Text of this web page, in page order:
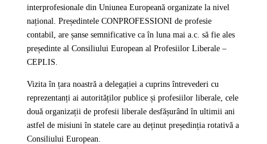
interprofesionale din Uniunea Europeană organizate la nivel
național. Președintele CONPROFESSIONI de profesie
contabil, are șanse semnificative ca în luna mai a.c. să fie ales
președinte al Consiliului European al Profesiilor Liberale –
CEPLIS.
Vizita în țara noastră a delegației a cuprins întrevederi cu
reprezentanți ai autorităților publice și profesiilor liberale, cele
două organizații de profesii liberale desfășurând în ultimii ani
astfel de misiuni în statele care au deținut președinția rotativă a
Consiliului European.